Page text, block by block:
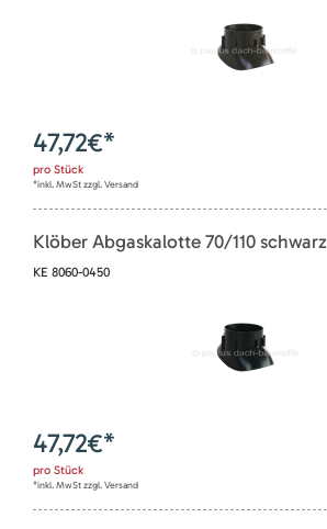
47,72€*
pro Stück
*inkl. MwSt zzgl. Versand
Klöber Abgaskalotte 70/110 schwarz
KE 8060-0450
47,72€*
pro Stück
*inkl. MwSt zzgl. Versand